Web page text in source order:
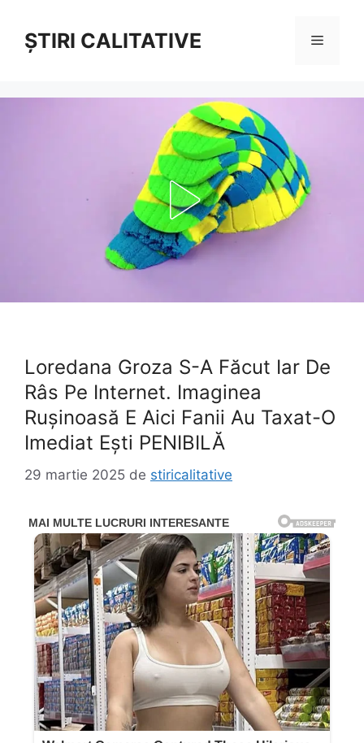
conținutȘTIRI CALITATIVE Meniu
Loredana Groza S-A Făcut Iar De
Râs Pe Internet. Imaginea
Rușinoasă E Aici Fanii Au Taxat-O
Imediat Ești PENIBILĂ
29 martie 2025 de stiricalitative